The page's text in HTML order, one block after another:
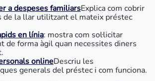
a despeses familiarsExplica com cobrir
de la llar utilitzant el mateix préstec
en línia: mostra com sol·licitar
de forma àgil quan necessites diners
onlineDescriu les
generals del préstec i com funciona.